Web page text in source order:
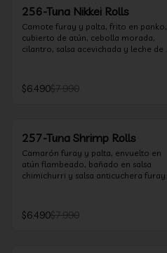
256-Tuna Nikkei Rolls
Camote furay y palta, frito en panko,
cubierto de atún, cebolla morada,
cilantro, salsa acevichada y leche de
$6.490$7.990
257-Tuna Shrimp Rolls
Camarón furay y palta, envuelto en
atún flambeado, bañado en salsa
chimichurri y salsa anticuchera furay.
$6.490$7.990